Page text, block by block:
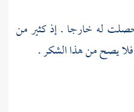
حصلت له خارجا . إذ كثير من
يصح من هذا الشكر .